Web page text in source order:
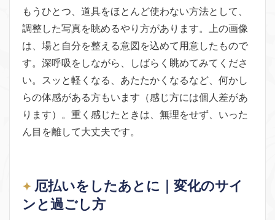
もうひとつ、道具をほとんど使わない方法として、
調整した写真を眺めるやり方があります。上の画像
は、場と自分を整える意図を込めて用意したもので
す。深呼吸をしながら、しばらく眺めてみてくださ
い。スッと軽くなる、あたたかくなるなど、何かし
らの体感がある方もいます（感じ方には個人差があ
ります）。重く感じたときは、無理をせず、いった
ん目を離して大丈夫です。
厄払いをしたあとに｜変化のサイ
ンと過ごし方